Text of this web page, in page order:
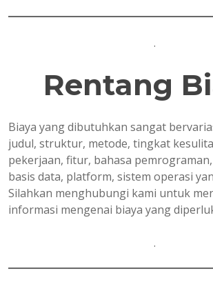
.
Rentang
Biaya yang dibutuhkan sangat
judul, struktur, metode, tingkat
pekerjaan, fitur, bahasa
basis data, platform, sistem operasi
Silahkan menghubungi kami untuk
informasi mengenai biaya yang
.